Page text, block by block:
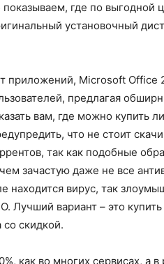
показываем, где по
установочный
приложений, Microsoft Office
предлагая
вам, где можно купить
что не стоит
так как подобные
зачастую даже не все
находится вирус, так
Лучший вариант – это
скидкой.
как во многих сервисах, а